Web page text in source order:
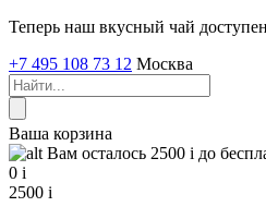
Теперь наш вкусный чай
+7 495 108 73 12 Москва
Ваша корзина
Вам осталось 2500 i до
0 i
2500 i